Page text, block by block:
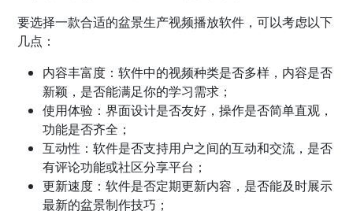
要选择一款合适的盆景生产视频播放软件，可以考虑以下
几点：
内容丰富度：软件中的视频种类是否多样，内容是否
新颖，是否能满足你的学习需求；
使用体验：界面设计是否友好，操作是否简单直观，
功能是否齐全；
互动性：软件是否支持用户之间的互动和交流，是否
有评论功能或社区分享平台；
更新速度：软件是否定期更新内容，是否能及时展示
最新的盆景制作技巧；